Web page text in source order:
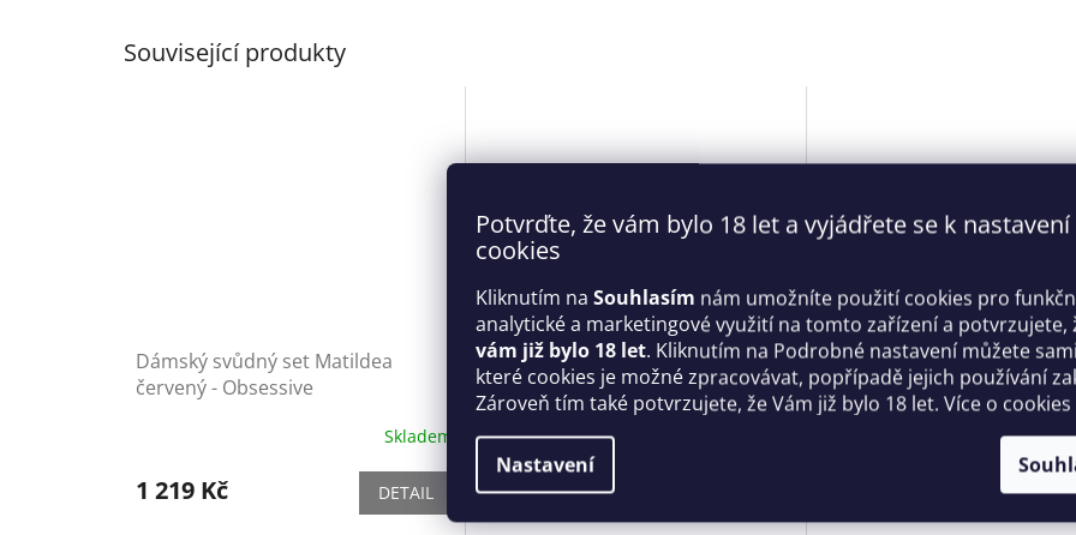
Potvrďte, že vám bylo 18 let a vyjádřete se k nastavení
cookies
Kliknutím na Souhlasím nám umožníte použití cookies pro
analytické a marketingové využití na tomto zařízení a potvrzujete,
vám již bylo 18 let. Kliknutím na Podrobné nastavení můžete
které cookies je možné zpracovávat, popřípadě jejich používání
Zároveň tím také potvrzujete, že Vám již bylo 18 let. Více o cookies
Nastavení
Související produkty
Dámský svůdný set Matildea
červený - Obsessive
Skladem
1 219 Kč DETAIL
Dámský sexy set Lune Bellis 3-Pcs
Crotchless černý - Obsessive
1 599 Kč
Dámské body BD-021 Černá
tělovou - Ava